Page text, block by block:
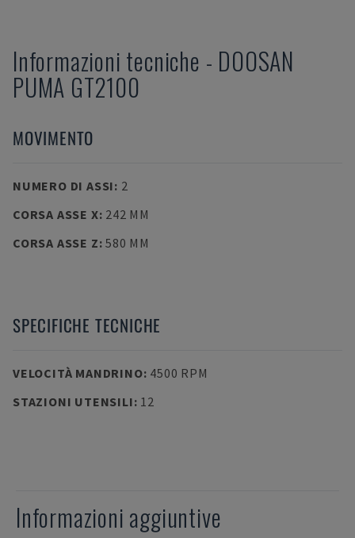
Informazioni tecniche - DOOSAN
PUMA GT2100
MOVIMENTO
NUMERO DI ASSI: 2
CORSA ASSE X: 242 MM
CORSA ASSE Z:580 MM
SPECIFICHE TECNICHE
VELOCITÀ MANDRINO: 4500 RPM
STAZIONI UTENSILI: 12
Informazioni aggiuntive